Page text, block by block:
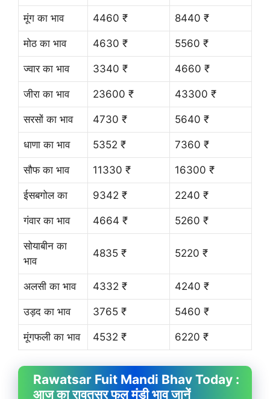
मूंग का भाव 4460 ₹ 8440 ₹
मोठ का भाव 4630 ₹ 5560 ₹
ज्वार का भाव 3340 ₹ 4660 ₹
जीरा का भाव 23600 ₹ 43300 ₹
सरसों का भाव 4730 ₹ 5640 ₹
धाणा का भाव 5352 ₹ 7360 ₹
सौफ का भाव 11330 ₹ 16300 ₹
ईसबगोल का 9342 ₹ 2240 ₹
गंवार का भाव 4664 ₹ 5260 ₹
सोयाबीन का
भाव
4835 ₹ 5220 ₹
अलसी का भाव 4332 ₹ 4240 ₹
उड़द का भाव 3765 ₹ 5460 ₹
मूंगफली का भाव 4532 ₹ 6220 ₹
Rawatsar Fuit Mandi Bhav Today :
आज का रावतसर फल मंडी भाव जानें